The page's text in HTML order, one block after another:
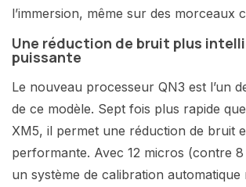
l’immersion, même sur des morceaux
Une réduction de bruit plus
puissante
Le nouveau processeur QN3 est l’un
de ce modèle. Sept fois plus rapide
XM5, il permet une réduction de bruit
performante. Avec 12 micros (contre
un système de calibration automatique